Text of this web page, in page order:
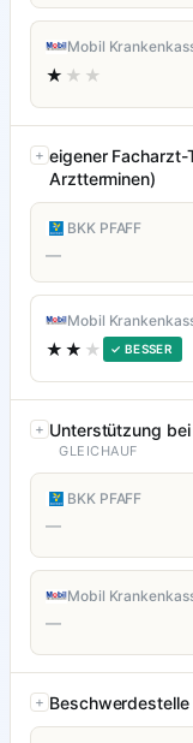
Mobil
★ ★★
eigener Facharzt-
Arztterminen)
BKK PFAFF
—
Mobil
★★ ★ ✓ BESSER
Unterstützung
GLEICHAUF
BKK PFAFF
—
Mobil
—
Beschwerdestelle